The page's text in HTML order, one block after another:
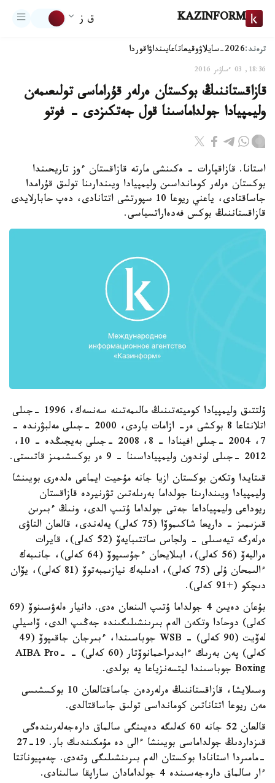
KAZINFORM ق ز
ترەند:2026-سايلاۋ وقيعاتاعايىنداۋاقوردا
18:36, 03 ءساۋىر 2016
قازاقستاننىڭ بوكستان ەرلەر قۇراماسى تولىعىمەن
وليمپيادا جولداماسىنا قول جەتكىزدى - فوتو
استانا. قازاقپارات - ەكىنشى مارتە قازاقستان ءوز تاريحىندا
بوكستان ەرلەر كومانداسىن وليمپيادا ويىندارىنا تولىق قۇرامدا
جاساقتادى، ياعني ريوعا 10 سپورتشى اتتانادى، دەپ حابارلايدى
قازاقستاننىڭ بوكس فەدەاراتسياسى.
ۇلتتىق وليمپيادا كوميتەتىنىڭ مالىمەتىنە سەنسەك، 1996 -جىلى
اتلانتاعا 8 بوكشى ەر- ازامات باردى، 2000 -جىلى مەلبۋرندە -
7، 2004 -جىلى افينادا - 8، 2008 -جىلى بەيجىڭدە - 10،
2012 -جىلى لوندون وليمپياداسىنا - 9 ەر بوكسشىمىز قاتىستى.
قىتايدا وتكەن بوكستان ازيا جانە مۇحيت ايماعى ەلدەرى بويىنشا
وليمپيادا ويىندارىنا جولداما بەرىلەتىن تۋرنيردە قازاقستان
ريوداعى وليمپياداعا جەتى جولداما ۇتىپ الدى، ونىڭ ءبىرىن
قىزىمىز - داريعا شاكىموۆا (75 كەلى) يەلەندى، قالعان التاۋى
ەرلەرگە تيەسىلى - ولجاس ساتتىبايەۆ (52 كەلى)، قايرات
ەراليەۆ (56 كەلى)، ابىلايحان ءجۇسىپوۆ (64 كەلى)، جانىبەك
ءالىمحان ۇلى (75 كەلى)، ادىلبەك نيازىمبەتوۆ (81 كەلى)، يۆان
دىچكو (+91 كەلى).
بۇعان دەيىن 4 جولداما ۇتىپ الىنعان ەدى. دانيار ەلەۋسىنوۆ (69
كەلى) دوحادا وتكەن الەم بىرىنشىلىگىندە جەڭىپ الدى، ۆاسيلي
لەۆيت (90 كەلى) - WSB جوباسىندا، ءبىرجان جاقىپوۆ (49
كەلى) پەن بەرىك ءابدىراحمانوۆتار (60 كەلى) - AIBA Pro-
Boxing جوباسىندا ليتسەنزياعا يە بولدى.
وسىلايشا، قازاقستاننىڭ ەرلەردەن جاساقتالعان 10 بوكسشىسى
مەن ريوعا اتتاناتىن كومانداسى تولىق جاساقتالدى.
قالعان 52 جانە 60 كەلىگە دەيىنگى سالماق دارەجەلەرىندەگى
قىزداردىڭ جولداماسى بويىنشا ءالى دە مۇمكىندىك بار. 19-27
-مامىردا استانادا بوكستان الەم بىرىنشىلىگى وتەدى. چەمپيوناتتا
ءار سالماق دارەجەسىندە 4 جولدامادان ساراپقا سالىنادى.